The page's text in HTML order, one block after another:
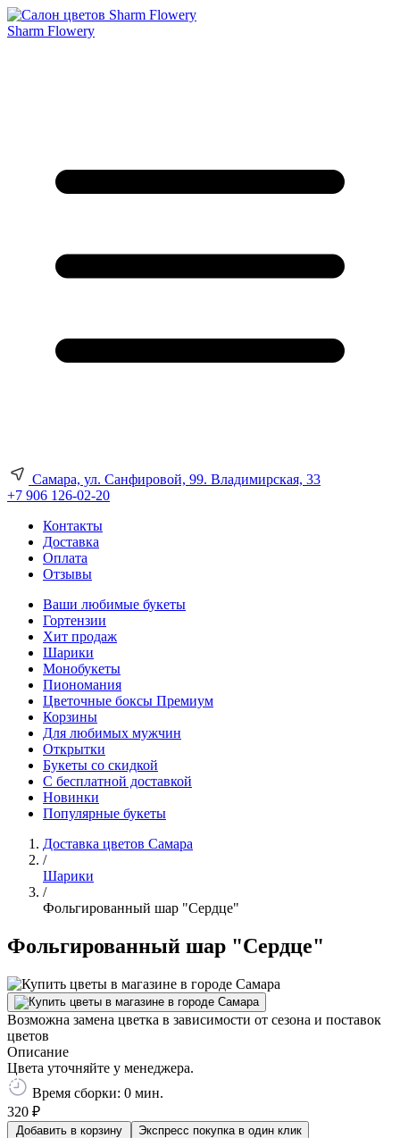
Sharm Flowery
Самара, ул. Санфировой, 99. Владимирская, 33
+7 906 126-02-20
Контакты
Доставка
Оплата
Отзывы
Ваши любимые букеты
Гортензии
Хит продаж
Шарики
Монобукеты
Пиономания
Цветочные боксы Премиум
Корзины
Для любимых мужчин
Открытки
Букеты со скидкой
С бесплатной доставкой
Новинки
Популярные букеты
Доставка цветов Самара
/
Шарики
/
Фольгированный шар "Сердце"
Фольгированный шар "Сердце"
Возможна замена цветка в зависимости от сезона и поставок
цветов
Описание
Цвета уточняйте у менеджера.
Время сборки: 0 мин.
320 ₽
Экспресс покупка в один клик